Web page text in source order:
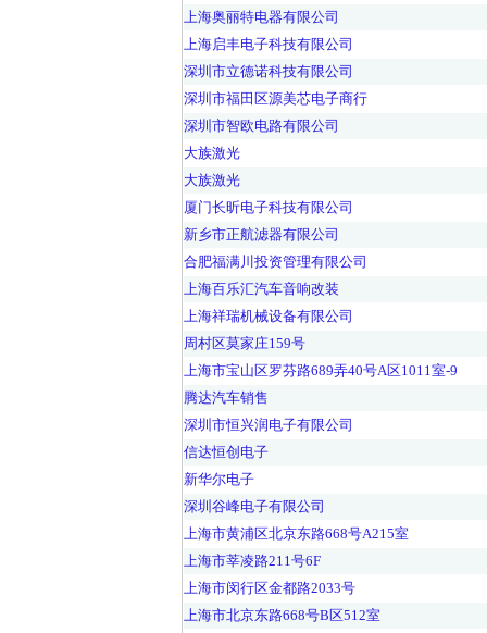
上海奥丽特电器有限公司
上海启丰电子科技有限公司
深圳市立德诺科技有限公司
深圳市福田区源美芯电子商行
深圳市智欧电路有限公司
大族激光
大族激光
厦门长昕电子科技有限公司
新乡市正航滤器有限公司
合肥福满川投资管理有限公司
上海百乐汇汽车音响改装
上海祥瑞机械设备有限公司
周村区莫家庄159号
上海市宝山区罗芬路689弄40号A区1011室-9
腾达汽车销售
深圳市恒兴润电子有限公司
信达恒创电子
新华尔电子
深圳谷峰电子有限公司
上海市黄浦区北京东路668号A215室
上海市莘凌路211号6F
上海市闵行区金都路2033号
上海市北京东路668号B区512室